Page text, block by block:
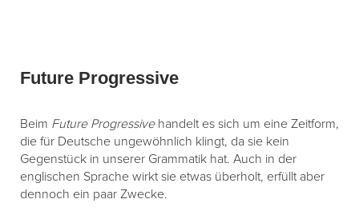
Future Progressive
Beim Future Progressivehandelt es sich um eine Zeitform,
die für Deutsche ungewöhnlich klingt, da sie kein
Gegenstück in unserer Grammatik hat. Auch in der
englischen Sprache wirkt sie etwas überholt, erfüllt aber
dennoch ein paar Zwecke.